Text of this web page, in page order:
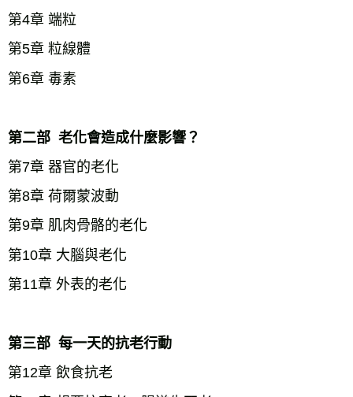
第4章 端粒
第5章 粒線體
第6章 毒素
第二部  老化會造成什麼影響？
第7章 器官的老化
第8章 荷爾蒙波動
第9章 肌肉骨骼的老化
第10章 大腦與老化
第11章 外表的老化
第三部  每一天的抗老行動
第12章 飲食抗老